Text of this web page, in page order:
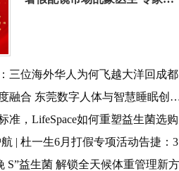
海外华人为何飞越大洋回成都做白内障手术？
莞数字人体与智慧睡眠创新联合体正式揭牌
，LifeSpace如何重塑益生菌选购逻辑？
生6月打假专项活动告捷：358家违规网店被集中清剿
S”益生菌 解锁全天候体重管理新